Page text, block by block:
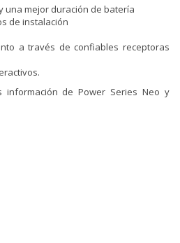
una mejor duración de batería
de instalación
a través de confiables receptoras
información dePower Series Neo y